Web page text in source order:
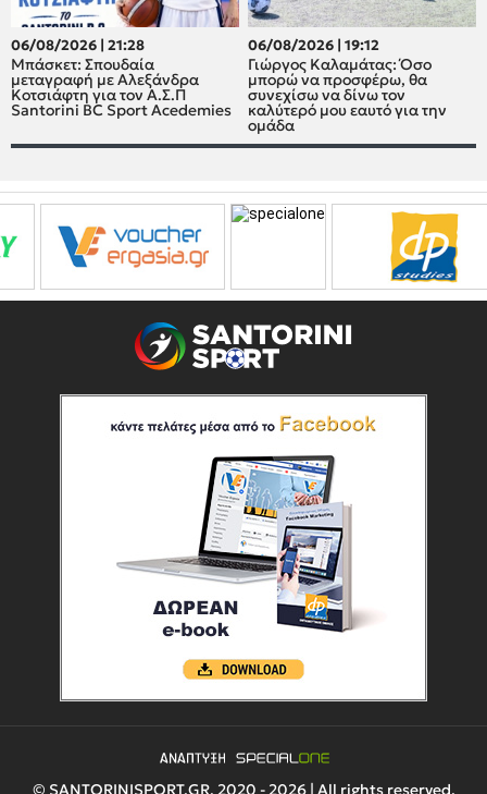
06/08/2026 | 21:28
Μπάσκετ: Σπουδαία
μεταγραφή με Αλεξάνδρα
Κοτσιάφτη για τον A.Σ.Π
Santorini BC Sport Acedemies
06/08/2026 | 19:12
Γιώργος Καλαμάτας: Όσο
μπορώ να προσφέρω, θα
συνεχίσω να δίνω τον
καλύτερό μου εαυτό για την
ομάδα
© SANTORINISPORT.GR, 2020 - 2026 | All rights reserved.